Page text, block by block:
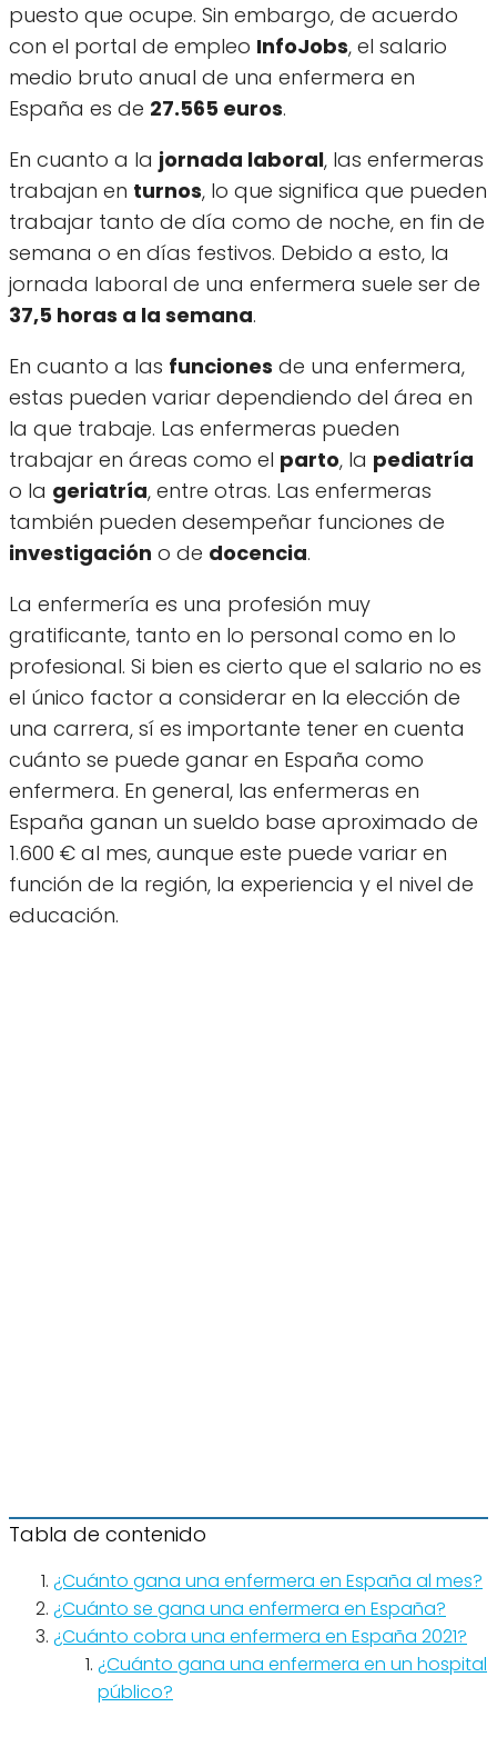
puesto que ocupe. Sin embargo, de acuerdo
con el portal de empleo InfoJobs, el salario
medio bruto anual de una enfermera en
España es de 27.565 euros.
En cuanto a la jornada laboral, las enfermeras
trabajan en turnos, lo que significa que pueden
trabajar tanto de día como de noche, en fin de
semana o en días festivos. Debido a esto, la
jornada laboral de una enfermera suele ser de
37,5 horas a la semana.
En cuanto a las funciones de una enfermera,
estas pueden variar dependiendo del área en
la que trabaje. Las enfermeras pueden
trabajar en áreas como el parto, la pediatría
o la geriatría, entre otras. Las enfermeras
también pueden desempeñar funciones de
investigación o de docencia.
La enfermería es una profesión muy
gratificante, tanto en lo personal como en lo
profesional. Si bien es cierto que el salario no es
el único factor a considerar en la elección de
una carrera, sí es importante tener en cuenta
cuánto se puede ganar en España como
enfermera. En general, las enfermeras en
España ganan un sueldo base aproximado de
1.600 € al mes, aunque este puede variar en
función de la región, la experiencia y el nivel de
educación.
Tabla de contenido
¿Cuánto gana una enfermera en España al mes?
¿Cuánto se gana una enfermera en España?
¿Cuánto cobra una enfermera en España 2021?
¿Cuánto gana una enfermera en un hospital
público?